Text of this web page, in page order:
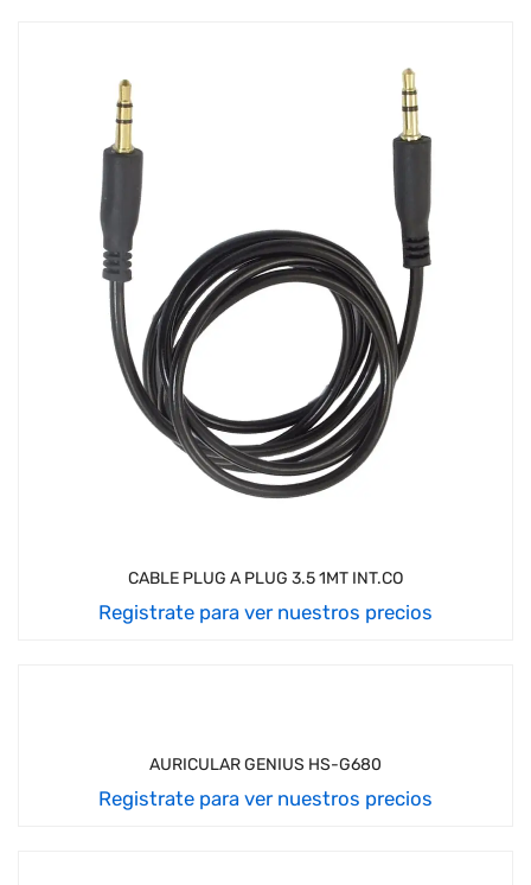
CABLE PLUG A PLUG 3.5 1MT INT.CO
Registrate para ver nuestros precios
AURICULAR GENIUS HS-G680
Registrate para ver nuestros precios